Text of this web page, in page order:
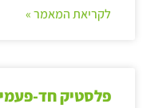
לקריאת המאמר »
פלסטיק חד-